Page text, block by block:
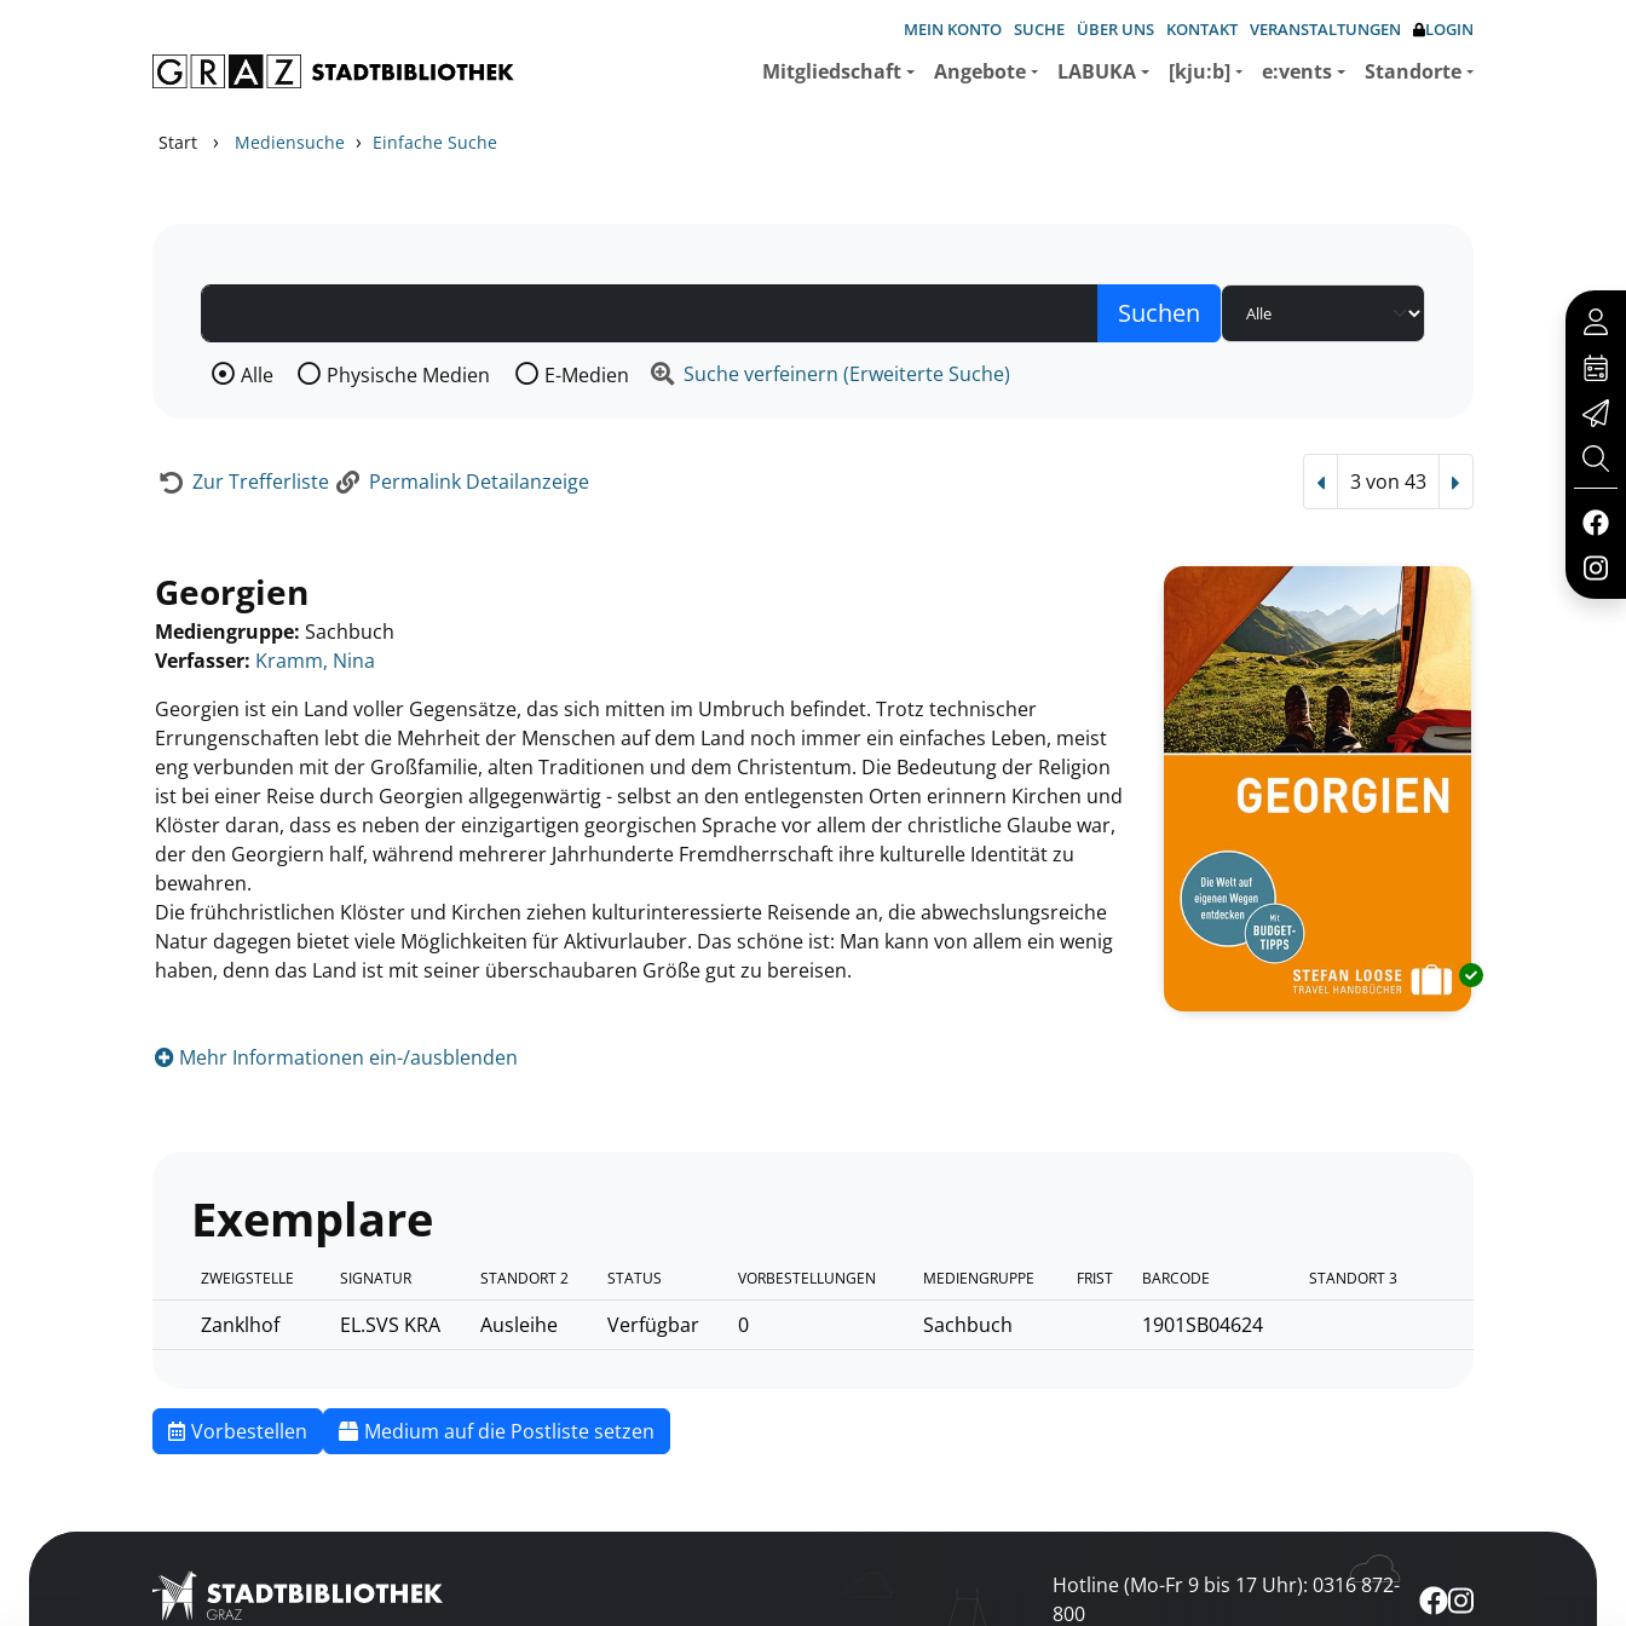
MEIN KONTO SUCHE ÜBER UNS KONTAKT VERANSTALTUNGEN LOGIN
Mitgliedschaft Angebote LABUKA [kju:b] e:vents Standorte
Start › Mediensuche › Einfache Suche
Wählen Sie die Medienart nach der Sie suchen wollen.
Alle Physische Medien E-Medien Suche verfeinern (Erweiterte Suche)
Zur Trefferliste Permalink Detailanzeige Vorheriger Treffer
3 von 43 Nächster Treffer
Georgien
Mediengruppe: Sachbuch
Verfasser: Suche nach diesem Verfasser
Kramm, Nina
Georgien ist ein Land voller Gegensätze, das sich mitten im Umbruch befindet. Trotz technischer
Errungenschaften lebt die Mehrheit der Menschen auf dem Land noch immer ein einfaches Leben, meist
eng verbunden mit der Großfamilie, alten Traditionen und dem Christentum. Die Bedeutung der Religion
ist bei einer Reise durch Georgien allgegenwärtig - selbst an den entlegensten Orten erinnern Kirchen und
Klöster daran, dass es neben der einzigartigen georgischen Sprache vor allem der christliche Glaube war,
der den Georgiern half, während mehrerer Jahrhunderte Fremdherrschaft ihre kulturelle Identität zu
bewahren.
Die frühchristlichen Klöster und Kirchen ziehen kulturinteressierte Reisende an, die abwechslungsreiche
Natur dagegen bietet viele Möglichkeiten für Aktivurlauber. Das schöne ist: Man kann von allem ein wenig
haben, denn das Land ist mit seiner überschaubaren Größe gut zu bereisen.
Mehr Informationen ein-/ausblenden
Exemplare
ZWEIGSTELLE SIGNATUR STANDORT 2 STATUS VORBESTELLUNGEN MEDIENGRUPPE FRIST BARCODE STANDORT 3
Zanklhof EL.SVS KRA Ausleihe Verfügbar 0 Sachbuch 1901SB04624
Vorbestellen Medium auf die Postliste setzen
Hotline (Mo-Fr 9 bis 17 Uhr): 0316 872-
800